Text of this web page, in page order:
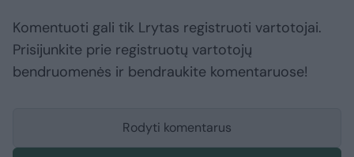
Komentuoti gali tik Lrytas registruoti vartotojai.
Prisijunkite prie registruotų vartotojų
bendruomenės ir bendraukite komentaruose!
Rodyti komentarus